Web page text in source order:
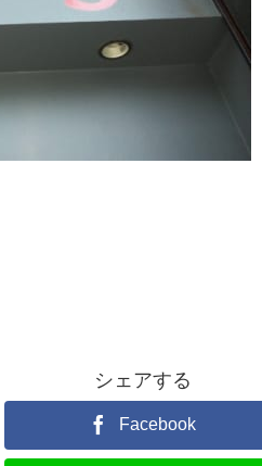
シェアする
Facebook